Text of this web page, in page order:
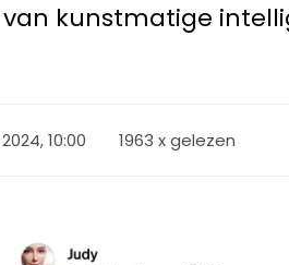
kunstmatige
10:00 1963 x gelezen